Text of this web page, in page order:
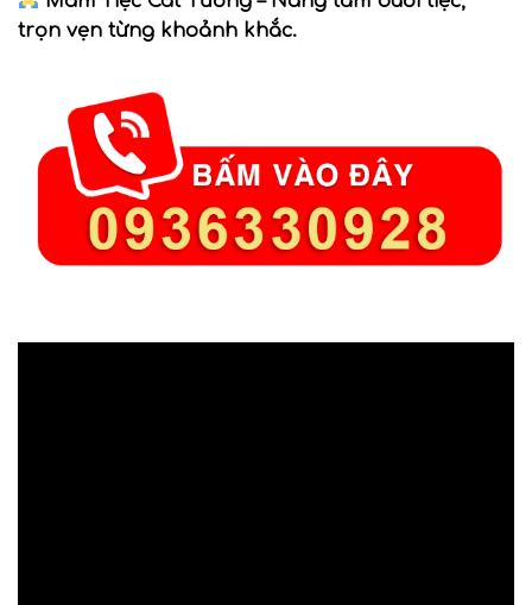
trọn vẹn từng khoảnh khắc.